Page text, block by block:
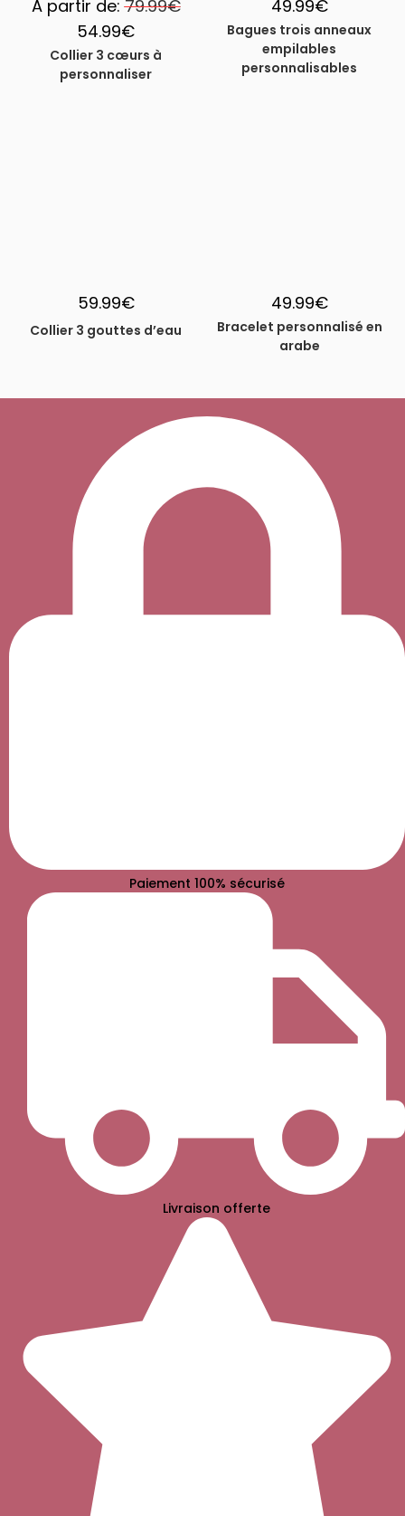
A partir de:79.99€
54.99€
Collier 3 cœurs à
personnaliser
49.99€
Bagues trois anneaux
empilables
personnalisables
59.99€
Collier 3 gouttes d’eau
49.99€
Bracelet personnalisé en
arabe
Paiement 100% sécurisé
Livraison offerte